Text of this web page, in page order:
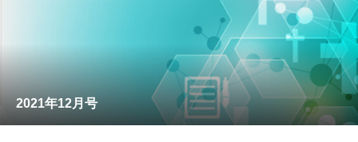
2021年12月号